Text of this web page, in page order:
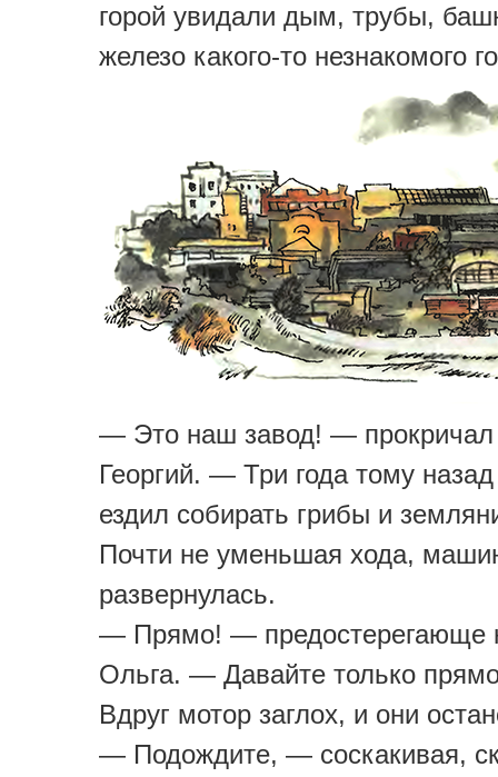
горой увидали дым, трубы,
железо какого-то незнакомого
— Это наш завод! — прокричал
Георгий. — Три года тому
ездил собирать грибы и
Почти не уменьшая хода,
развернулась.
— Прямо! — предостерегающе
Ольга. — Давайте только
Вдруг мотор заглох, и они
— Подождите, — соскакивая,